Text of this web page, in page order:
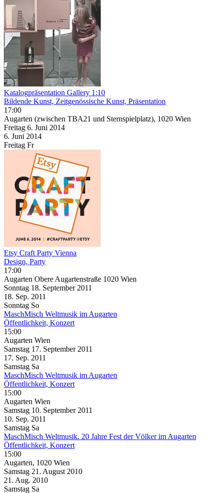
Katalogpräsentation Gallery 1:10
Bildende Kunst, Zeitgenössische Kunst, Präsentation
17:00
Augarten (zwischen TBA21 und Sternspielplatz), 1020 Wien
Freitag 6. Juni 2014
6. Juni 2014
Freitag Fr
Etsy Craft Party Vienna
Design, Party
17:00
Augarten Obere Augartenstraße 1020 Wien
Sonntag 18. September 2011
18. Sep. 2011
Sonntag So
MaschMisch Weltmusik im Augarten
Öffentlichkeit, Konzert
15:00
Augarten Wien
Samstag 17. September 2011
17. Sep. 2011
Samstag Sa
MaschMisch Weltmusik im Augarten
Öffentlichkeit, Konzert
15:00
Augarten Wien
Samstag 10. September 2011
10. Sep. 2011
Samstag Sa
MaschMisch Weltmusik. 20 Jahre Fest der Völker im Augarten
Öffentlichkeit, Konzert
15:00
Augarten, 1020 Wien
Samstag 21. August 2010
21. Aug. 2010
Samstag Sa